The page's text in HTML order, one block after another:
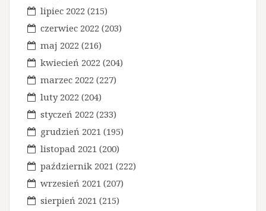
lipiec 2022 (215)
czerwiec 2022 (203)
maj 2022 (216)
kwiecień 2022 (204)
marzec 2022 (227)
luty 2022 (204)
styczeń 2022 (233)
grudzień 2021 (195)
listopad 2021 (200)
październik 2021 (222)
wrzesień 2021 (207)
sierpień 2021 (215)